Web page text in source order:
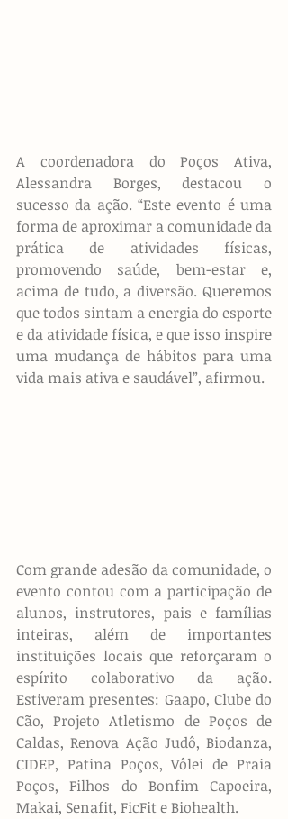
A coordenadora do Poços Ativa,
Alessandra Borges, destacou o
sucesso da ação. “Este evento é uma
forma de aproximar a comunidade da
prática de atividades físicas,
promovendo saúde, bem-estar e,
acima de tudo, a diversão. Queremos
que todos sintam a energia do esporte
e da atividade física, e que isso inspire
uma mudança de hábitos para uma
vida mais ativa e saudável”, afirmou.
Com grande adesão da comunidade, o
evento contou com a participação de
alunos, instrutores, pais e famílias
inteiras, além de importantes
instituições locais que reforçaram o
espírito colaborativo da ação.
Estiveram presentes: Gaapo, Clube do
Cão, Projeto Atletismo de Poços de
Caldas, Renova Ação Judô, Biodanza,
CIDEP, Patina Poços, Vôlei de Praia
Poços, Filhos do Bonfim Capoeira,
Makai, Senafit, FicFit e Biohealth.